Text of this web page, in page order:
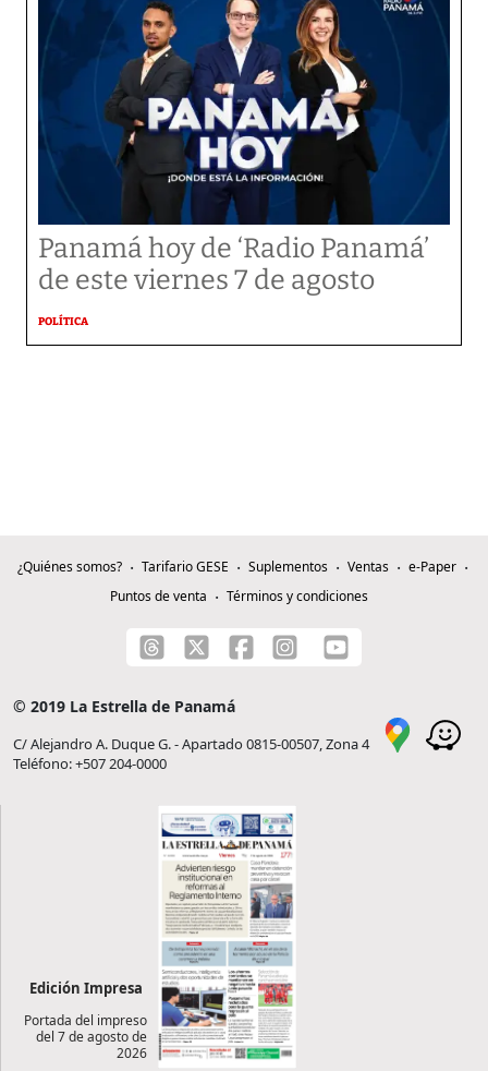
Panamá hoy de ‘Radio Panamá’
de este viernes 7 de agosto
POLÍTICA
¿Quiénes somos? Tarifario GESE Suplementos Ventas
e-Paper
Puntos de venta
Términos y condiciones
© 2019 La Estrella de Panamá
C/ Alejandro A. Duque G. - Apartado 0815-00507, Zona 4
Teléfono: +507 204-0000
Edición Impresa
Portada del impreso
del 7 de agosto de
2026